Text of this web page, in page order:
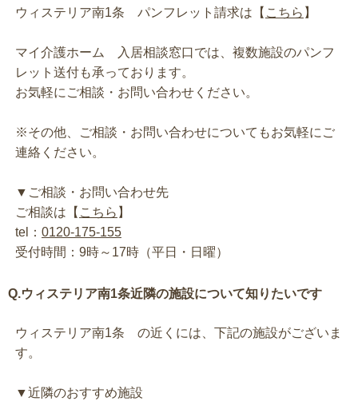
ウィステリア南1条 パンフレット請求は【 こちら 】
マイ介護ホーム 入居相談窓口では、複数施設のパンフ
レット送付も承っております。
お気軽にご相談・お問い合わせください。
※その他、ご相談・お問い合わせについてもお気軽にご
連絡ください。
▼ご相談・お問い合わせ先
ご相談は【 こちら 】
tel： 0120-175-155
受付時間：9時～17時（平日・日曜）
Q.ウィステリア南1条近隣の施設について知りたいです
ウィステリア南1条 の近くには、下記の施設がございま
す。
▼近隣のおすすめ施設